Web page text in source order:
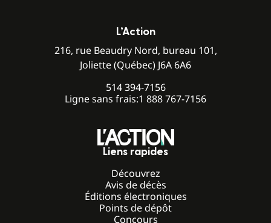
L’Action
216, rue Beaudry Nord, bureau 101,
Joliette (Québec) J6A 6A6
514 394-7156
Ligne sans frais:1 888 767-7156
Liens rapides
Découvrez
Avis de décès
Éditions électroniques
Points de dépôt
Concours